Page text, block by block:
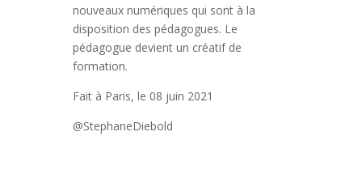
nouveaux numériques qui sont à la
disposition des pédagogues. Le
pédagogue devient un créatif de
formation.
Fait à Paris, le 08 juin 2021
@StephaneDiebold